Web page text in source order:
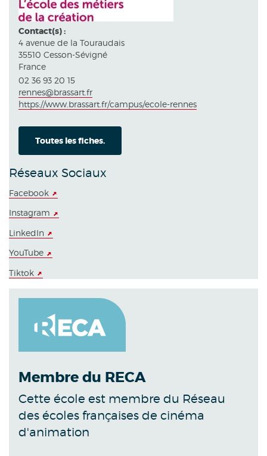
Contact(s) :
4 avenue de la Touraudais
35510 Cesson-Sévigné
France
02 36 93 20 15
rennes@brassart.fr
https://www.brassart.fr/campus/ecole-rennes
Toutes les fiches.
Réseaux Sociaux
Facebook
Instagram
LinkedIn
YouTube
Tiktok
Membre du RECA
Cette école est membre du Réseau
des écoles françaises de cinéma
d'animation